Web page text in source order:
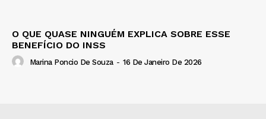
O QUE QUASE NINGUÉM EXPLICA SOBRE ESSE
BENEFÍCIO DO INSS
Marina Poncio De Souza - 16 De Janeiro De 2026